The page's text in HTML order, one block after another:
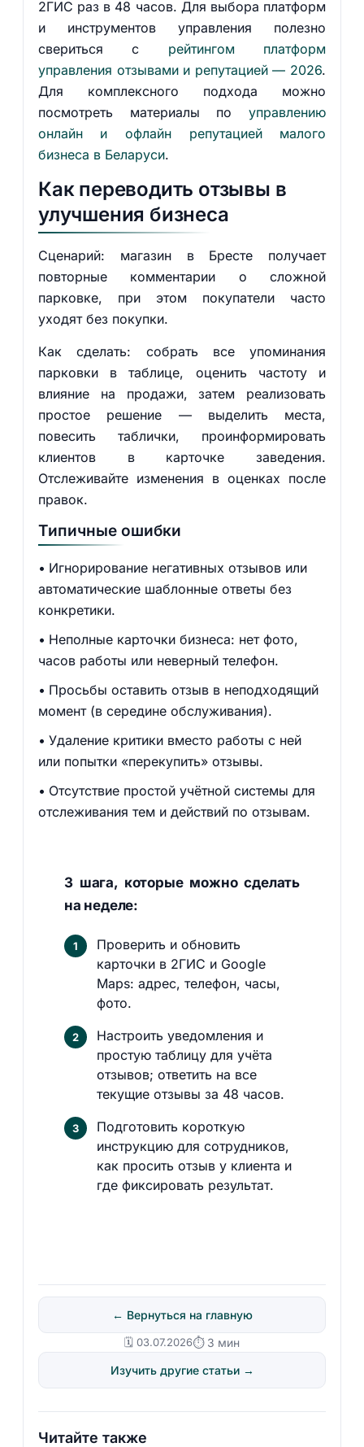
2ГИС раз в 48 часов. Для выбора платформ
и инструментов управления полезно
свериться с рейтингом платформ
управления отзывами и репутацией — 2026.
Для комплексного подхода можно
посмотреть материалы поуправлению
онлайн и офлайн репутацией малого
бизнеса в Беларуси.
Как переводить отзывы в
улучшения бизнеса
Сценарий: магазин в Бресте получает
повторные комментарии о сложной
парковке, при этом покупатели часто
уходят без покупки.
Как сделать: собрать все упоминания
парковки в таблице, оценить частоту и
влияние на продажи, затем реализовать
простое решение — выделить места,
повесить таблички, проинформировать
клиентов в карточке заведения.
Отслеживайте изменения в оценках после
правок.
Типичные ошибки
Игнорирование негативных отзывов или
автоматические шаблонные ответы без
конкретики.
Неполные карточки бизнеса: нет фото,
часов работы или неверный телефон.
Просьбы оставить отзыв в неподходящий
момент (в середине обслуживания).
Удаление критики вместо работы с ней
или попытки «перекупить» отзывы.
Отсутствие простой учётной системы для
отслеживания тем и действий по отзывам.
3 шага, которые можно сделать
на неделе:
Проверить и обновить
карточки в 2ГИС и Google
Maps: адрес, телефон, часы,
фото.
Настроить уведомления и
простую таблицу для учёта
отзывов; ответить на все
текущие отзывы за 48 часов.
Подготовить короткую
инструкцию для сотрудников,
как просить отзыв у клиента и
где фиксировать результат.
← Вернуться на главную
🗓️ 03.07.2026⏱ 3 мин
Изучить другие статьи →
Читайте также